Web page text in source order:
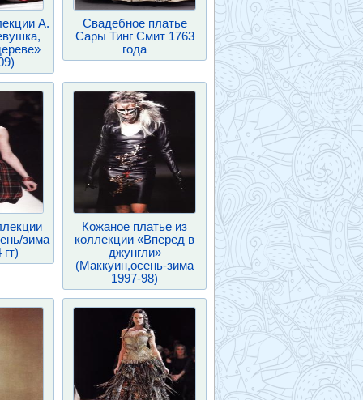
А.
Свадебное платье
Сары Тинг Смит 1763
года
зима
Кожаное платье из
коллекции «Вперед в
джунгли»
(Маккуин,осень-зима
1997-98)